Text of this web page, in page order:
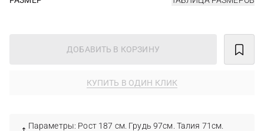
ДОБАВИТЬ В КОРЗИНУ
КУПИТЬ В ОДИН КЛИК
Параметры: Рост 187 см. Грудь 97см. Талия 71см.